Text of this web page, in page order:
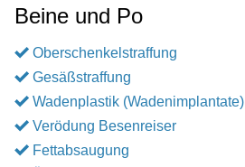
Beine und Po
Oberschenkelstraffung
Gesäßstraffung
Wadenplastik (Wadenimplantate)
Verödung Besenreiser
Fettabsaugung